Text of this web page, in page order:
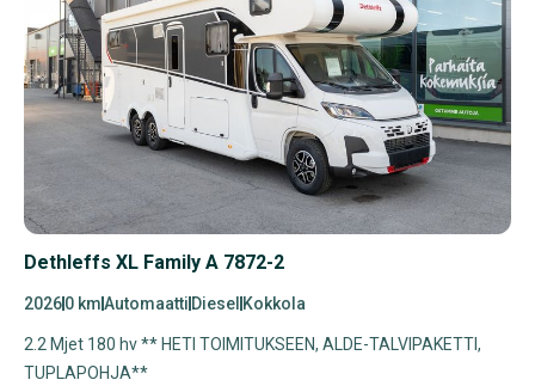
Dethleffs XL Family A 7872-2
20260 kmAutomaatti Diesel Kokkola
2.2 Mjet 180 hv ** HETI TOIMITUKSEEN, ALDE-TALVIPAKETTI,
TUPLAPOHJA**